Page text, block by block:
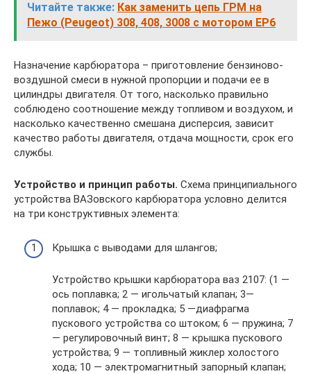
Читайте также: Как заменить цепь ГРМ на
Пежо (Peugeot) 308, 408, 3008 с мотором EP6
Назначение карбюратора – приготовление бензиново-
воздушной смеси в нужной пропорции и подачи ее в
цилиндры двигателя. От того, насколько правильно
соблюдено соотношение между топливом и воздухом, и
насколько качественно смешана дисперсия, зависит
качество работы двигателя, отдача мощности, срок его
службы.
Устройство и принцип работы. Схема принципиального
устройства ВАЗовского карбюратора условно делится
на три конструктивных элемента:
Крышка с выводами для шлангов;
Устройство крышки карбюратора ваз 2107: (1 —
ось поплавка; 2 — игольчатый клапан; 3—
поплавок; 4 — прокладка; 5 —диафрагма
пускового устройства со штоком; 6 — пружина; 7
— регулировочный винт; 8 — крышка пускового
устройства; 9 — топливный жиклер холостого
хода; 10 — электромагнитный запорный клапан;